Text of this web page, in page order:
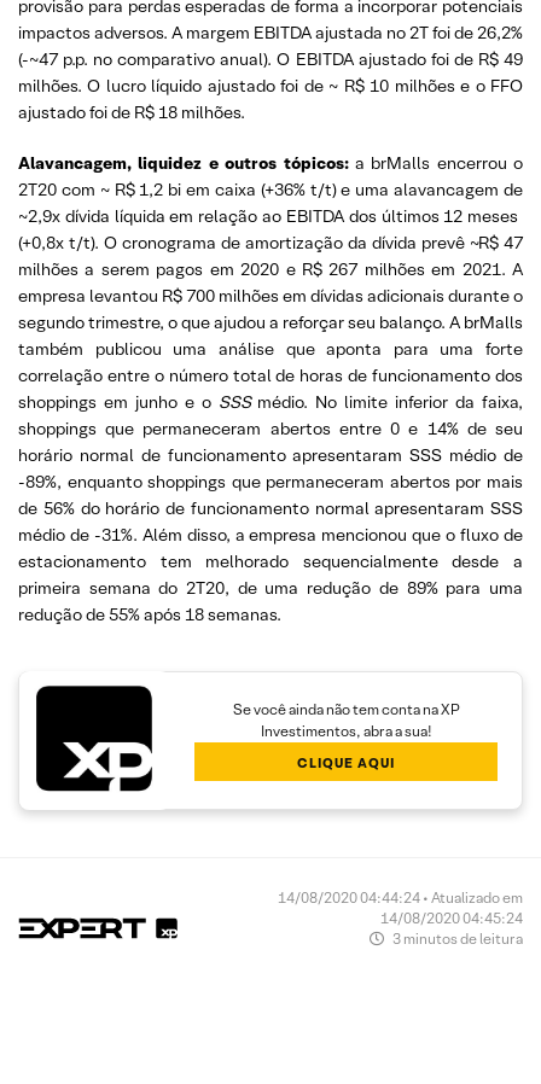
provisão para perdas esperadas de forma a incorporar potenciais
impactos adversos. A margem EBITDA ajustada no 2T foi de 26,2%
(-~47 p.p. no comparativo anual). O EBITDA ajustado foi de R$ 49
milhões. O lucro líquido ajustado foi de ~ R$ 10 milhões e o FFO
ajustado foi de R$ 18 milhões.
Alavancagem, liquidez e outros tópicos:a brMalls encerrou o
2T20 com ~ R$ 1,2 bi em caixa (+36% t/t) e uma alavancagem de
~2,9x dívida líquida em relação ao EBITDA dos últimos 12 meses ​​
(+0,8x t/t). O cronograma de amortização da dívida prevê ~R$ 47
milhões a serem pagos em 2020 e R$ 267 milhões em 2021. A
empresa levantou R$ 700 milhões em dívidas adicionais durante o
segundo trimestre, o que ajudou a reforçar seu balanço. A brMalls
também publicou uma análise que aponta para uma forte
correlação entre o número total de horas de funcionamento dos
shoppings em junho e o SSSmédio. No limite inferior da faixa,
shoppings que permaneceram abertos entre 0 e 14% de seu
horário normal de funcionamento apresentaram SSS médio de
-89%, enquanto shoppings que permaneceram abertos por mais
de 56% do horário de funcionamento normal apresentaram SSS
médio de -31%. Além disso, a empresa mencionou que o fluxo de
estacionamento tem melhorado sequencialmente desde a
primeira semana do 2T20, de uma redução de 89% para uma
redução de 55% após 18 semanas.
Se você ainda não tem conta na XP
Investimentos, abra a sua!
CLIQUE AQUI
14/08/2020 04:44:24 • Atualizado em
14/08/2020 04:45:24
3 minutos de leitura